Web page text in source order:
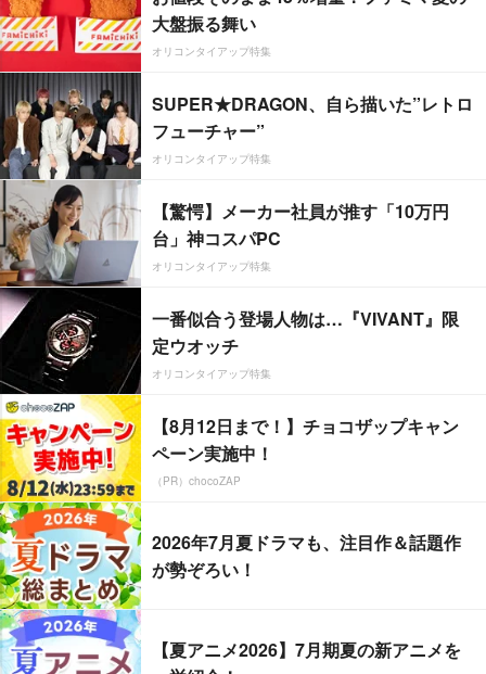
大盤振る舞い
オリコンタイアップ特集
SUPER★DRAGON、自ら描いた”レトロ
フューチャー”
オリコンタイアップ特集
【驚愕】メーカー社員が推す「10万円
台」神コスパPC
オリコンタイアップ特集
一番似合う登場人物は…『VIVANT』限
定ウオッチ
オリコンタイアップ特集
【8月12日まで！】チョコザップキャン
ペーン実施中！
（PR）chocoZAP
2026年7月夏ドラマも、注目作＆話題作
が勢ぞろい！
【夏アニメ2026】7月期夏の新アニメを